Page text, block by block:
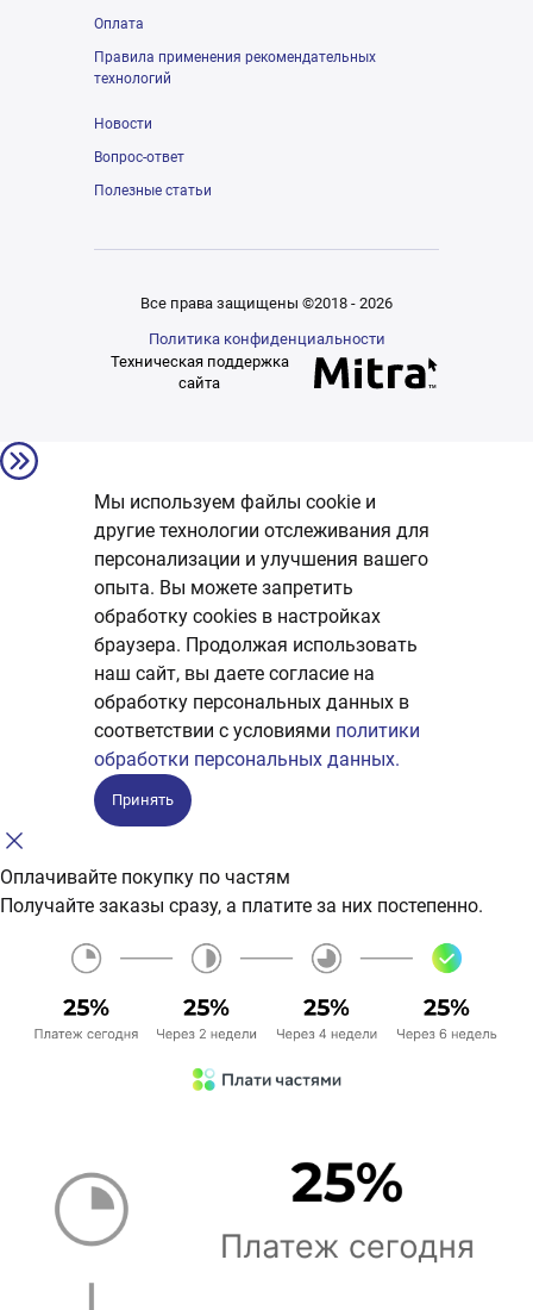
Оплата
Правила применения рекомендательных
технологий
Новости
Вопрос-ответ
Полезные статьи
Все права защищены ©2018 - 2026
Политика конфиденциальности
Техническая поддержка
сайта
Мы используем файлы cookie и
другие технологии отслеживания для
персонализации и улучшения вашего
опыта. Вы можете запретить
обработку сookies в настройках
браузера. Продолжая использовать
наш сайт, вы даете согласие на
обработку персональных данных в
соответствии с условиями политики
обработки персональных данных.
Принять
Оплачивайте покупку по частям
Получайте заказы сразу, а платите за них постепенно.